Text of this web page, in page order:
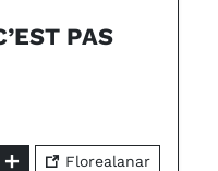
PAS
Florealanar